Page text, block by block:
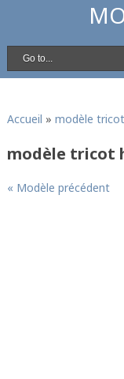
Accueil » modèle
modèle tricot
« Modèle précédent